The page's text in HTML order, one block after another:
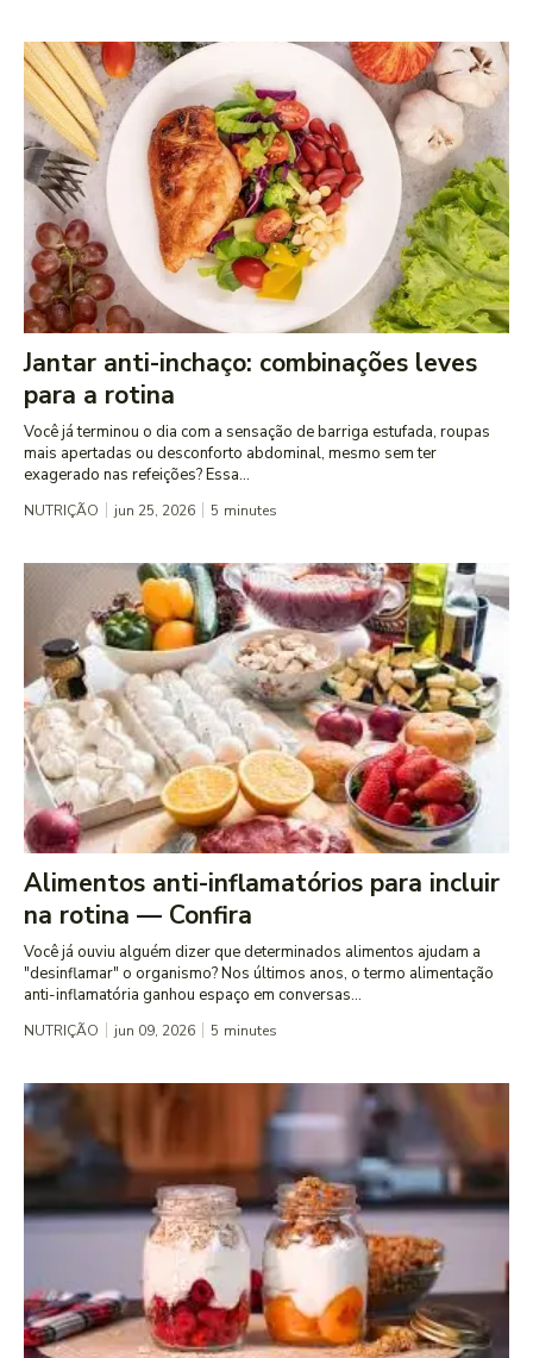
Jantar anti-inchaço: combinações leves
para a rotina
Você já terminou o dia com a sensação de barriga estufada, roupas
mais apertadas ou desconforto abdominal, mesmo sem ter
exagerado nas refeições? Essa...
NUTRIÇÃO jun 25, 2026 5 minutes
Alimentos anti-inflamatórios para incluir
na rotina — Confira
Você já ouviu alguém dizer que determinados alimentos ajudam a
"desinflamar" o organismo? Nos últimos anos, o termo alimentação
anti-inflamatória ganhou espaço em conversas...
NUTRIÇÃO jun 09, 2026 5 minutes